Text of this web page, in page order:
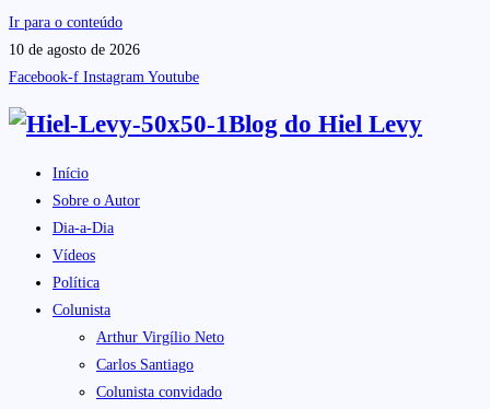
Ir para o conteúdo
10 de agosto de 2026
Facebook-f Instagram Youtube
Blog do Hiel Levy
Início
Sobre o Autor
Dia-a-Dia
Vídeos
Política
Colunista
Arthur Virgílio Neto
Carlos Santiago
Colunista convidado